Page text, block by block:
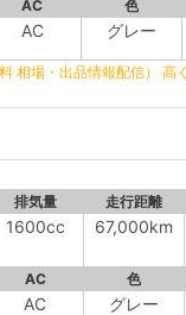
AC 色
AC グレー
相場・出品情報配信） 高
排気量 走行距離
1600cc 67,000km
AC 色
AC グレー